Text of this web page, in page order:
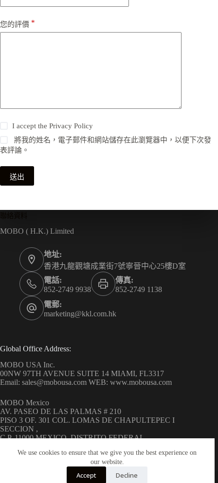
We use cookies to ensure that we give you the best experience on
our website.
Accept Decline
您的評價 *
I accept thePrivacy Policy
將我的姓名，電子郵件和網站儲存在此瀏覽器中，以便下次發
表評論。
送出
MOBO ( H.K.) Limited
地址:
香港九龍觀塘成業街7號寧晉中心25樓D室
電話:
852-2749 9938
傳真:
852-2749 1138
電郵:
marketing@kkl.com.hk
Global Office Address:
MOBO USA Inc.
00NW 97TH AVENUE SUITE 14 MIAMI, FL3317
Email: sales@mobousa.com WEB: www.mobousa.com
MOBO Mexico
AV. PASEO DE LAS PALMAS # 210
PISO 3 OF. 301 COL. LOMAS DE CHAPULTEPEC I
SECCION ,
C.P. 11000 MEXICO, DISTRITO FEDERAL
Copyright © 2026 MOBO ( H.K.) Limited